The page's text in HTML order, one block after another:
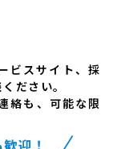
ビスサイト、採
ださい。
絡も、可能な限